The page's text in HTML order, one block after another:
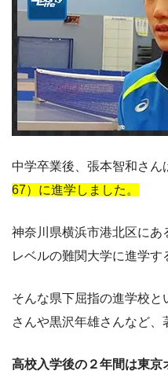
中学卒業後、張本智和さん
67）に進学しました。
神奈川県横浜市港北区にあ
レベルの難関大学に進学す
そんな県下屈指の進学校
さんや黒沢年雄さんなど、
高校入学後の２年間は東京